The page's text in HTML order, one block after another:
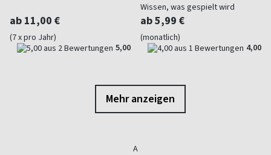
ab 11,00 €
(7 x pro Jahr)
5,00
Wissen, was gespielt wird
ab 5,99 €
(monatlich)
4,00
Mehr anzeigen
A